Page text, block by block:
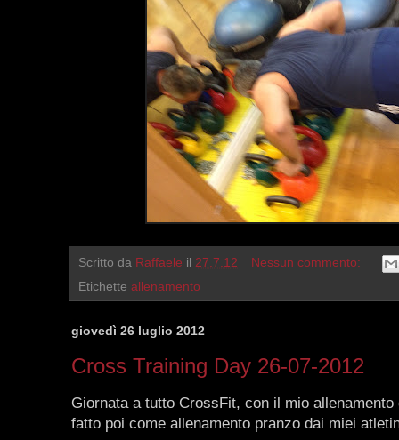
Scritto da Raffaele il 27.7.12
Nessun commento:
Etichette allenamento
giovedì 26 luglio 2012
Cross Training Day 26-07-2012
Giornata a tutto CrossFit, con il mio
fatto poi come allenamento pranzo dai miei